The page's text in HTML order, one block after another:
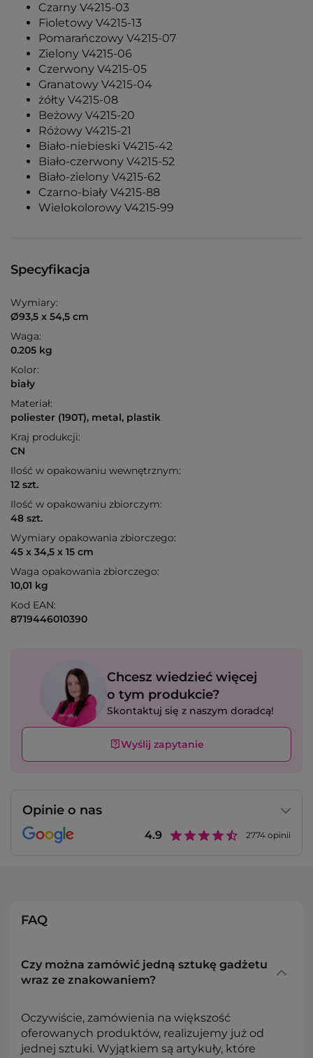
Czarny V4215-03
Fioletowy V4215-13
Pomarańczowy V4215-07
Zielony V4215-06
Czerwony V4215-05
Granatowy V4215-04
żółty V4215-08
Beżowy V4215-20
Różowy V4215-21
Biało-niebieski V4215-42
Biało-czerwony V4215-52
Biało-zielony V4215-62
Czarno-biały V4215-88
Wielokolorowy V4215-99
Specyfikacja
Wymiary:
Ø93,5 x 54,5 cm
Waga:
0.205 kg
Kolor:
biały
Materiał:
poliester (190T), metal, plastik
Kraj produkcji:
CN
Ilość w opakowaniu wewnętrznym:
12 szt.
Ilość w opakowaniu zbiorczym:
48 szt.
Wymiary opakowania zbiorczego:
45 x 34,5 x 15 cm
Waga opakowania zbiorczego:
10,01 kg
Kod EAN:
8719446010390
Chcesz wiedzieć więcej
o tym produkcie?
Skontaktuj się z naszym doradcą!
Wyślij zapytanie
Opinie o nas
4.9 2774 opinii
FAQ
Czy można zamówić jedną sztukę gadżetu
wraz ze znakowaniem?
Oczywiście, zamówienia na większość
oferowanych produktów, realizujemy już od
jednej sztuki. Wyjątkiem są artykuły, które